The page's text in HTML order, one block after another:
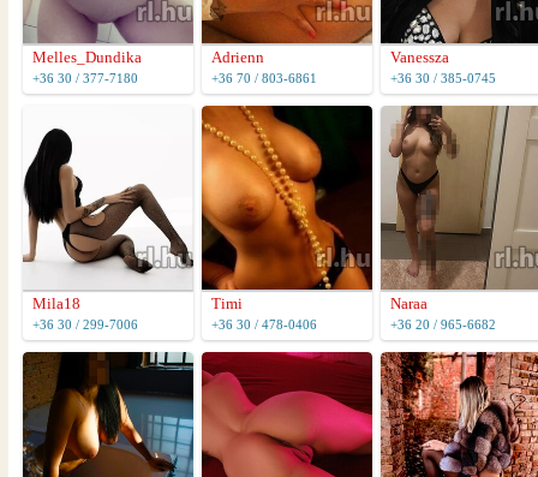
Melles_Dundika
+36 30 / 377-7180
Adrienn
+36 70 / 803-6861
Vanessza
+36 30 / 385-0745
Mila18
+36 30 / 299-7006
Timi
+36 30 / 478-0406
Naraa
+36 20 / 965-6682